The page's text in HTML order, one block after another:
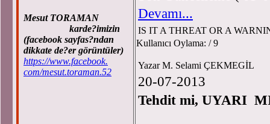
Mesut TORAMAN
karde?imizin
(facebook sayfas?ndan
dikkate de?er görüntüler)
https://www.facebook.
com/mesut.toraman.52
Devamı...
IS IT A THREAT OR A
Kullanıcı Oylama: / 9
Yazar M. Selami ÇEKMEGİL
20-07-2013
Tehdit mi, UYARI